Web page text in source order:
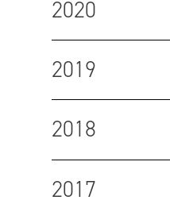
2020
2019
2018
2017